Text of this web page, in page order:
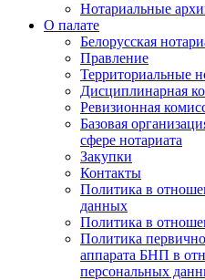
Нотариальные
О палате
Белорусская
Правление
Территориальные
Дисциплинарная
Ревизионная
Базовая
сфере нотариата
Закупки
Контакты
Политика в
данных
Политика в
Политика
аппарата БНП в
персональных